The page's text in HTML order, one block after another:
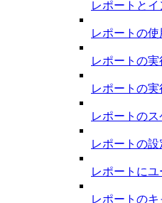
レポートと
レポートの使
レポートの実
レポートの
レポートの
レポートの
レポートに
レポートの